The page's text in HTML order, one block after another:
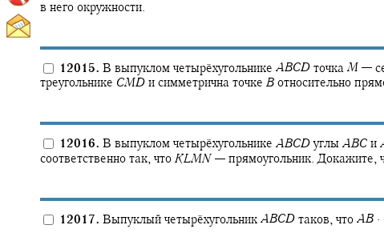
в него окружности.
12015. В выпуклом четырёхугольнике ABCD точка M —
треугольнике CMD и симметрична точке B относительно
12016. В выпуклом четырёхугольнике ABCDуглы ABC и
соответственно так, что KLMN — прямоугольник. Докажите,
12017. Выпуклый четырёхугольник ABCD таков, что AB ·